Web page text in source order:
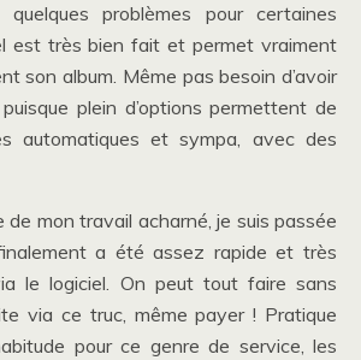
problèmes pour certaines
est très bien fait et permet vraiment
son album. Même pas besoin d’avoir
plein d’options permettent de
automatiques et sympa, avec des
mon travail acharné, je suis passée
a été assez rapide et très
le logiciel. On peut tout faire sans
via ce truc, même payer ! Pratique
pour ce genre de service, les